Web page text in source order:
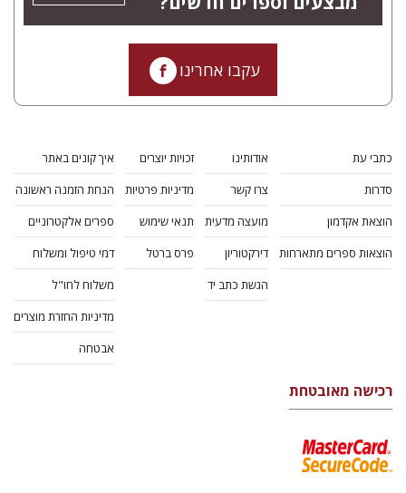
עקבו אחרינו
כתבי עת
סדרות
הוצאת אקדמון
הוצאות ספרים מתארחות
אודותינו
צרו קשר
מועצה מדעית
דירקטוריון
הגשת כתב יד
זכויות יוצרים
מדיניות פרטיות
תנאי שימוש
פרס ברטל
איך קונים באתר
הנחת הזמנה ראשונה
ספרים אלקטרוניים
דמי טיפול ומשלוח
משלוח לחו"ל
מדיניות החזרת מוצרים
אבטחה
רכישה מאובטחת